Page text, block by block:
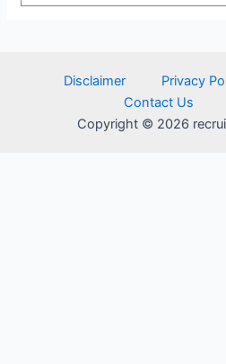
Disclaimer Privacy
Contact Us
Copyright © 2026